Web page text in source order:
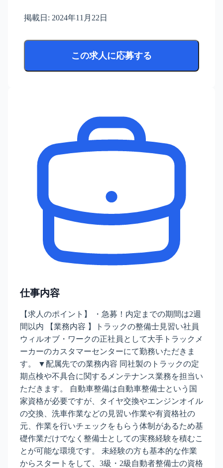
掲載日: 2024年11月22日
この求人に応募する
仕事内容
【求人のポイント】 ・急募！内定までの期間は2週
間以内 【業務内容 】トラックの整備士見習い社員
ウィルオブ・ワークの正社員として大手トラックメ
ーカーのカスタマーセンターにて勤務いただきま
す。 ▼配属先での業務内容 同社製のトラックの定
期点検や不具合に関するメンテナンス業務を担当い
ただきます。 自動車整備は自動車整備士という国
家資格が必要ですが、タイヤ交換やエンジンオイル
の交換、洗車作業などの見習い作業や有資格社の
元、作業を行いチェックをもらう体制があるため基
礎作業だけでなく整備士としての実務経験を積むこ
とが可能な環境です。 未経験の方も基本的な作業
からスタートをして、3級・2級自動者整備士の資格